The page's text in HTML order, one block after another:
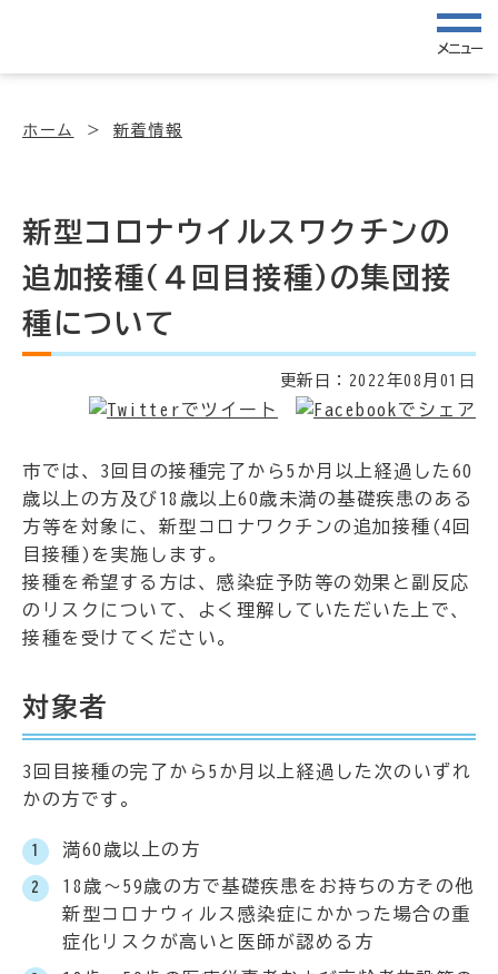
メニュー
ホーム 新着情報
新型コロナウイルスワクチンの
追加接種(４回目接種)の集団接
種について
更新日： 2022年08月01日
市では、3回目の接種完了から5か月以上経過した60
歳以上の方及び18歳以上60歳未満の基礎疾患のある
方等を対象に、新型コロナワクチンの追加接種(4回
目接種)を実施します。
接種を希望する方は、感染症予防等の効果と副反応
のリスクについて、よく理解していただいた上で、
接種を受けてください。
対象者
3回目接種の完了から5か月以上経過した次のいずれ
かの方です。
満60歳以上の方
18歳～59歳の方で基礎疾患をお持ちの方その他
新型コロナウィルス感染症にかかった場合の重
症化リスクが高いと医師が認める方